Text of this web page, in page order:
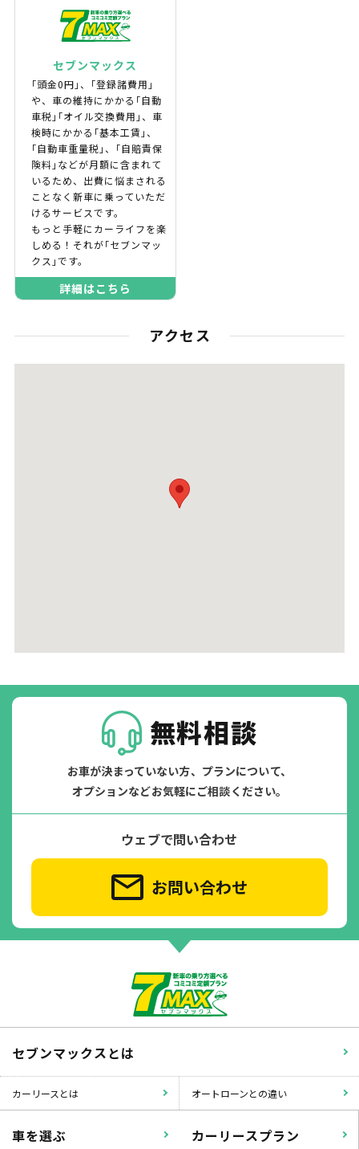
セブンマックス
｢頭金0円｣、｢登録諸費用｣
や、車の維持にかかる｢自動
車税｣｢オイル交換費用｣、車
検時にかかる｢基本工賃｣、
｢自動車重量税｣、｢自賠責保
険料｣などが月額に含まれて
いるため、出費に悩まされる
ことなく新車に乗っていただ
けるサービスです。
もっと手軽にカーライフを楽
しめる！それが｢セブンマッ
クス｣です。
詳細はこちら
アクセス
無料相談
お車が決まっていない方、プランについて、
オプションなどお気軽にご相談ください。
ウェブで問い合わせ
お問い合わせ
セブンマックスとは
カーリースとは オートローンとの違い
車を選ぶ カーリースプラン